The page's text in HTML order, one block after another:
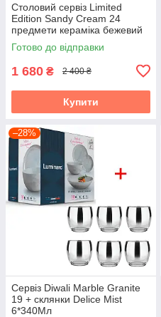
Столовий сервіз Limited
Edition Sandy Cream 24
предмети кераміка бежевий
Готово до відправки
1 680 ₴ 2 400 ₴
Купити
–28%
Сервіз Diwali Marble Granite
19 + склянки Delice Mist
6*340Мл